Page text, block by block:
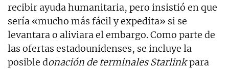
recibir ayuda humanitaria, pero insistió en que
sería «mucho más fácil y expedita» si se
levantara o aliviara el embargo. Como parte de
las ofertas estadounidenses, se incluye la
posible donación de terminales Starlinkpara